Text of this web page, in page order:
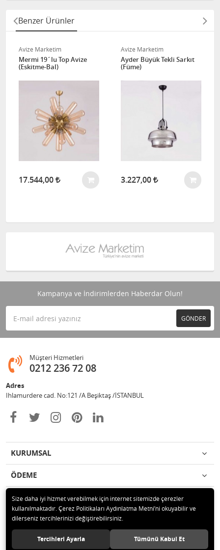
Benzer Ürünler
Avize Marketim
Mermi 19´lu Top Avize
(Eskitme-Bal)
17.544,00
Avize Marketim
Ayder Büyük Tekli Sarkıt
(Füme)
3.227,00
Kampanya ve İndirimlerden Haberdar Olun!
GÖNDER
Müşteri Hizmetleri
0212 236 72 08
Adres
Ihlamurdere cad. No:121 /A Beşiktaş /İSTANBUL
KURUMSAL
ÖDEME
İLETİŞİM
© 2020 Avize Marketim Tüm hakları saklıdır.
Size daha iyi hizmet verebilmek için internet sitemizde çerezler
kullanılmaktadır. Çerez Politikaları Aydınlatma Metni’ni okuyabilir ve
dilerseniz tercihlerinizi değiştirebilirsiniz.
Tercihleri Ayarla Tümünü Kabul Et